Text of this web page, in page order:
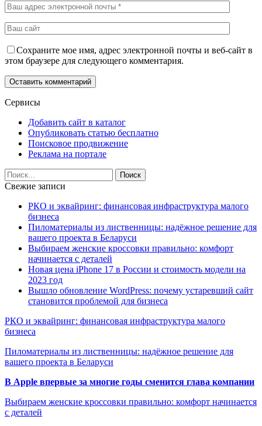
Сохраните мое имя, адрес электронной почты и веб-сайт в
этом браузере для следующего комментария.
Сервисы
Добавить сайт в каталог
Опубликовать статью бесплатно
Поисковое продвижение
Реклама на портале
Свежие записи
РКО и эквайринг: финансовая инфраструктура малого
бизнеса
Пиломатериалы из лиственницы: надёжное решение для
вашего проекта в Беларуси
Выбираем женские кроссовки правильно: комфорт
начинается с деталей
Новая цена iPhone 17 в России и стоимость модели на
2023 год
Вышло обновление WordPress: почему устаревший сайт
становится проблемой для бизнеса
РКО и эквайринг: финансовая инфраструктура малого
бизнеса
Пиломатериалы из лиственницы: надёжное решение для
вашего проекта в Беларуси
В Apple впервые за многие годы сменится глава компании
Выбираем женские кроссовки правильно: комфорт начинается
с деталей